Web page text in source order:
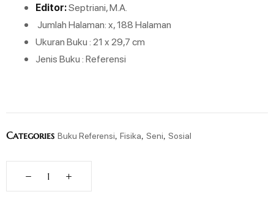
Editor:Septriani, M.A.
Jumlah Halaman: x, 188 Halaman
Ukuran Buku : 21 x 29,7 cm
Jenis Buku : Referensi
Categories Buku Referensi, Fisika, Seni, Sosial